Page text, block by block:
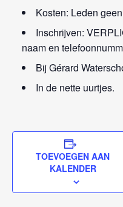
Kosten: Leden
Inschrijven:
naam en
Bij Gérard
In de nette uurtjes.
TOEVOEGEN AAN
KALENDER